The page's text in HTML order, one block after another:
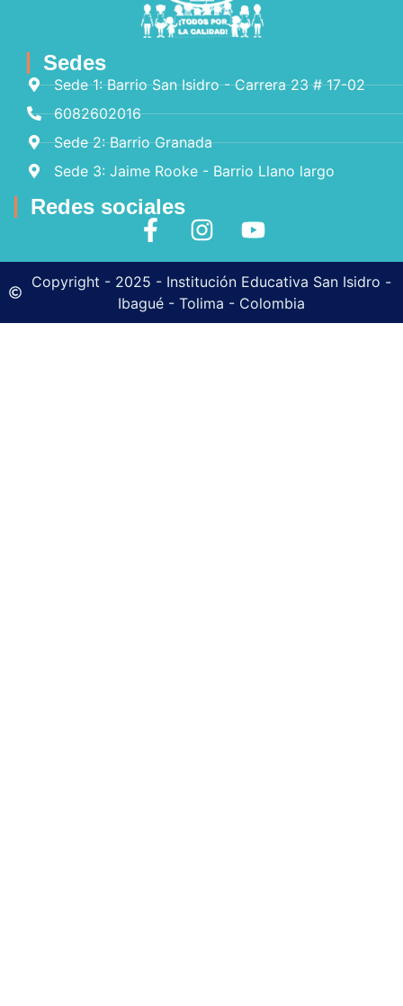
Sedes
Sede 1: Barrio San Isidro - Carrera 23 # 17-02
6082602016
Sede 2: Barrio Granada
Sede 3: Jaime Rooke - Barrio Llano largo
Redes sociales
Copyright - 2025 - Institución Educativa San Isidro -
Ibagué - Tolima - Colombia